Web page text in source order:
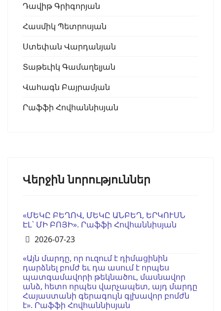
Դավիթ Գրիգորյան
Հասմիկ Պետրոսյան
Ստեփան Վարդանյան
Տաթեւիկ Գամաղելյան
Վահագն Բայրամյան
Րաֆֆի Հովհաննիսյան
Վերջին նորություններ
«ՄԵԿԸ ԲԵՂՈՎ, ՄԵԿԸ ԱՆԲԵՂ, ԵՐԿՈՒՍՆ
ԷԼ՝ ՄԻ ԲՈՅԻ». Րաֆֆի Հովհաննիսյան
Details
2026-07-23
«Այն մարդը, որ ուզում է դիմացինին
դարձնել բոմժ եւ դա ասում է որպես
պատգամավորի թեկնածու, մասնավոր
անձ, հետո որպես վարչապետ, այդ մարդը
Հայաստանի գերագույն գլխավոր բոմժն
է». Րաֆֆի Հովհաննիսյան